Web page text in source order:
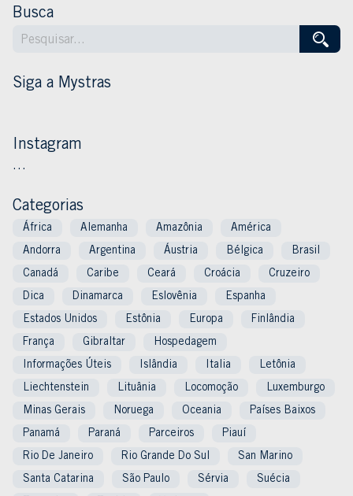
Busca
Siga a Mystras
Instagram
…
Categorias
África Alemanha Amazônia América
Andorra Argentina Áustria Bélgica Brasil
Canadá Caribe Ceará Croácia Cruzeiro
Dica Dinamarca Eslovênia Espanha
Estados Unidos Estônia Europa Finlândia
França Gibraltar Hospedagem
Informações Úteis Islândia Italia Letônia
Liechtenstein Lituânia Locomoção Luxemburgo
Minas Gerais Noruega Oceania Países Baixos
Panamá Paraná Parceiros Piauí
Rio De Janeiro Rio Grande Do Sul San Marino
Santa Catarina São Paulo Sérvia Suécia